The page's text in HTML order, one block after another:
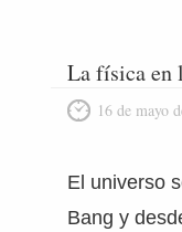
La física en
16 de mayo
El universo
Bang y